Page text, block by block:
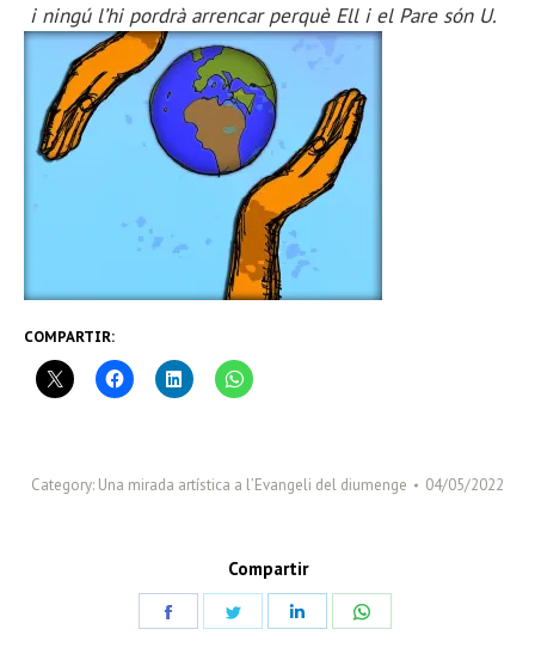
i ningú l’hi pordrà arrencar perquè Ell i el Pare són U.
COMPARTIR:
Category: Una mirada artística a l’Evangeli del diumenge 04/05/2022
Compartir